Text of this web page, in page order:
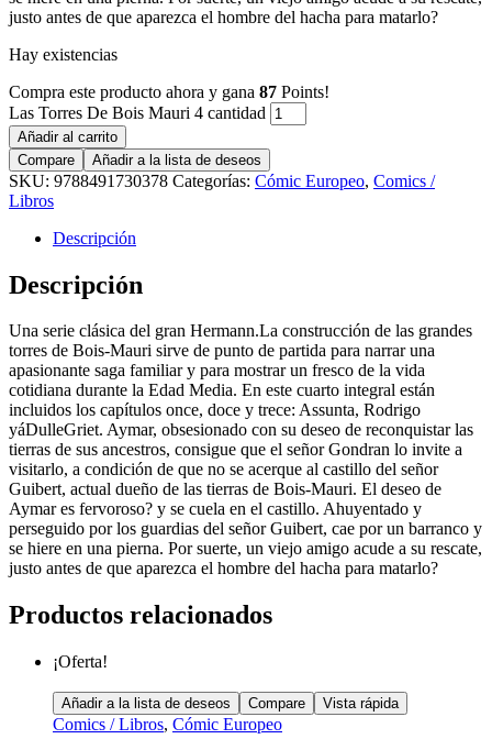
justo antes de que aparezca el hombre del hacha para matarlo?
Hay existencias
Compra este producto ahora y gana 87 Points!
Las Torres De Bois Mauri 4 cantidad
Añadir al carrito
Compare
Añadir a la lista de deseos
SKU: 9788491730378 Categorías: Cómic Europeo, Comics /
Libros
Descripción
Descripción
Una serie clásica del gran Hermann.La construcción de las grandes
torres de Bois-Mauri sirve de punto de partida para narrar una
apasionante saga familiar y para mostrar un fresco de la vida
cotidiana durante la Edad Media. En este cuarto integral están
incluidos los capítulos once, doce y trece: Assunta, Rodrigo
yáDulleGriet. Aymar, obsesionado con su deseo de reconquistar las
tierras de sus ancestros, consigue que el señor Gondran lo invite a
visitarlo, a condición de que no se acerque al castillo del señor
Guibert, actual dueño de las tierras de Bois-Mauri. El deseo de
Aymar es fervoroso? y se cuela en el castillo. Ahuyentado y
perseguido por los guardias del señor Guibert, cae por un barranco y
se hiere en una pierna. Por suerte, un viejo amigo acude a su rescate,
justo antes de que aparezca el hombre del hacha para matarlo?
Productos relacionados
¡Oferta!
Añadir a la lista de deseos Compare Vista rápida
Comics / Libros, Cómic Europeo